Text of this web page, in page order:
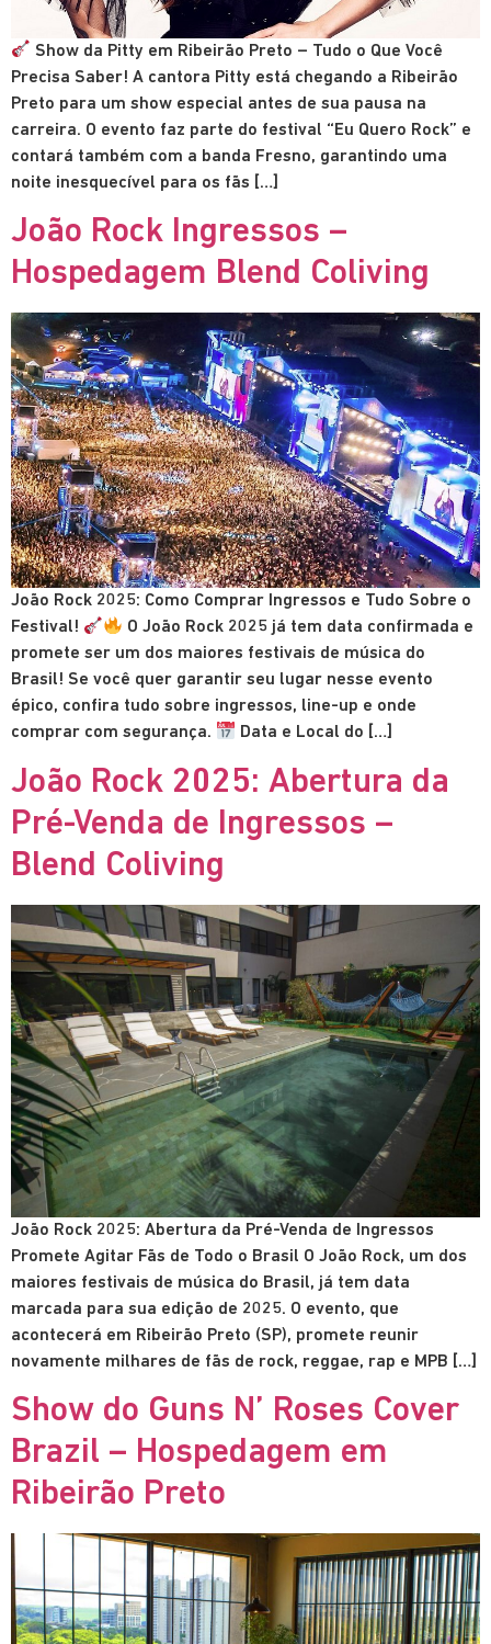
Show da Pitty em Ribeirão Preto – Tudo o Que Você
Precisa Saber! A cantora Pitty está chegando a Ribeirão
Preto para um show especial antes de sua pausa na
carreira. O evento faz parte do festival “Eu Quero Rock” e
contará também com a banda Fresno, garantindo uma
noite inesquecível para os fãs […]
João Rock Ingressos –
Hospedagem Blend Coliving
João Rock 2025: Como Comprar Ingressos e Tudo Sobre o
Festival!
O João Rock 2025 já tem data confirmada e
promete ser um dos maiores festivais de música do
Brasil! Se você quer garantir seu lugar nesse evento
épico, confira tudo sobre ingressos, line-up e onde
comprar com segurança.
Data e Local do […]
João Rock 2025: Abertura da
Pré-Venda de Ingressos –
Blend Coliving
João Rock 2025: Abertura da Pré-Venda de Ingressos
Promete Agitar Fãs de Todo o Brasil O João Rock, um dos
maiores festivais de música do Brasil, já tem data
marcada para sua edição de 2025. O evento, que
acontecerá em Ribeirão Preto (SP), promete reunir
novamente milhares de fãs de rock, reggae, rap e MPB […]
Show do Guns N’ Roses Cover
Brazil – Hospedagem em
Ribeirão Preto